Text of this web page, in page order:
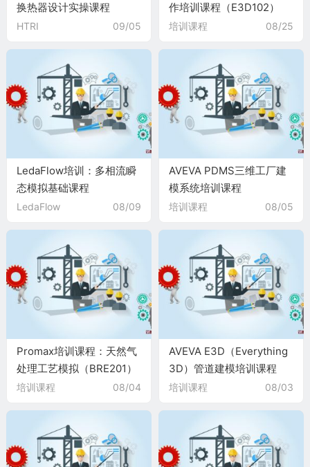
换热器设计实操课程
（HTRI104）
HTRI 09/05
作培训课程（E3D102）
培训课程 08/25
LedaFlow培训：多相流瞬
态模拟基础课程
（LEDA101）
LedaFlow 08/09
AVEVA PDMS三维工厂建
模系统培训课程
（PDMS101)
培训课程 08/05
Promax培训课程：天然气
处理工艺模拟（BRE201）
培训课程 08/04
AVEVA E3D（Everything
3D）管道建模培训课程
（E3D101）
培训课程 08/03